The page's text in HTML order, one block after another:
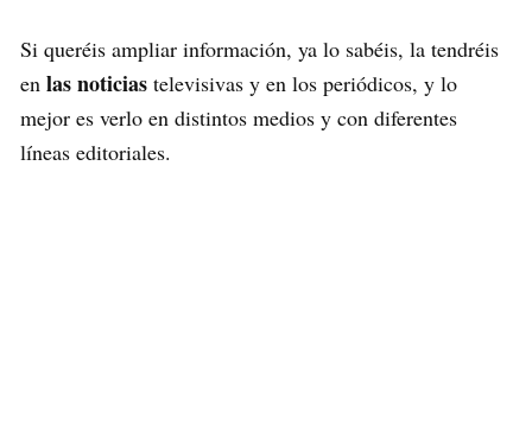
Si queréis ampliar información, ya lo sabéis, la tendréis
en las noticias televisivas y en los periódicos, y lo
mejor es verlo en distintos medios y con diferentes
líneas editoriales.